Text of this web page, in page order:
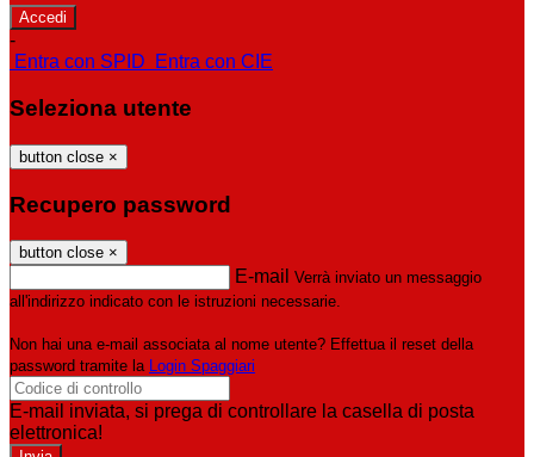
-
Entra con SPID
Entra con CIE
Seleziona utente
button close ×
Recupero password
button close ×
E-mail Verrà inviato un messaggio
all'indirizzo indicato con le istruzioni necessarie.
Non hai una e-mail associata al nome utente? Effettua il reset della
password tramite la Login Spaggiari
E-mail inviata, si prega di controllare la casella di posta
elettronica!